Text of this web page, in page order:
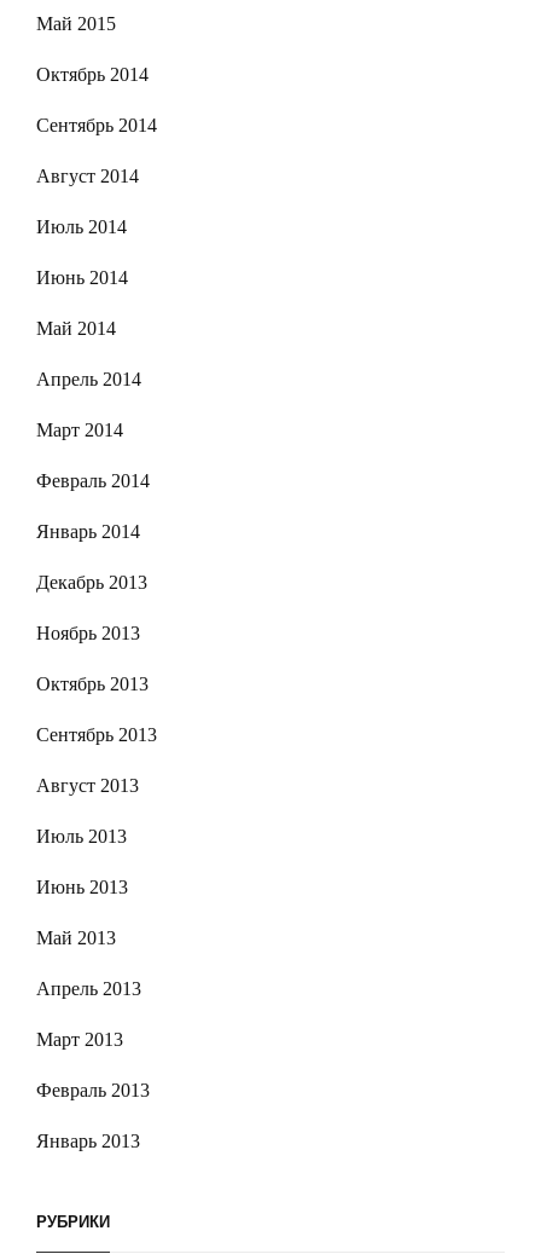
Май 2015
Октябрь 2014
Сентябрь 2014
Август 2014
Июль 2014
Июнь 2014
Май 2014
Апрель 2014
Март 2014
Февраль 2014
Январь 2014
Декабрь 2013
Ноябрь 2013
Октябрь 2013
Сентябрь 2013
Август 2013
Июль 2013
Июнь 2013
Май 2013
Апрель 2013
Март 2013
Февраль 2013
Январь 2013
РУБРИКИ